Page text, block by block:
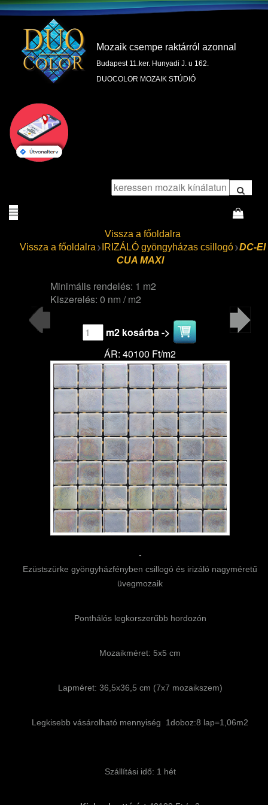
Mozaik csempe raktárról azonnal
Budapest 11.ker. Hunyadi J. u 162.
DUOCOLOR MOZAIK STÚDIÓ
Vissza a főoldalra
Vissza a főoldalra
IRIZÁLÓ gyöngyházas csillogó
DC-EI
CUA MAXI
Minimális rendelés: 1 m2
Kiszerelés: 0 nm / m2
m2 kosárba ->
ÁR: 40100 Ft/m2
-
Ezüstszürke gyöngyházfényben csillogó és irizáló nagyméretű
üvegmozaik
Ponthálós legkorszerűbb hordozón
Mozaikméret: 5x5 cm
Lapméret: 36,5x36,5 cm (7x7 mozaikszem)
Legkisebb vásárolható mennyiség 1doboz:8 lap=1,06m2
Szállítási idő: 1 hét